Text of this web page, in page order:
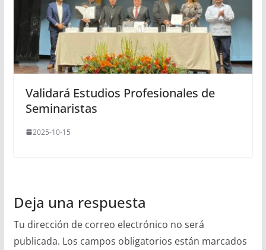
Validará Estudios Profesionales de
Seminaristas
2025-10-15
Deja una respuesta
Tu dirección de correo electrónico no será
publicada. Los campos obligatorios están marcados